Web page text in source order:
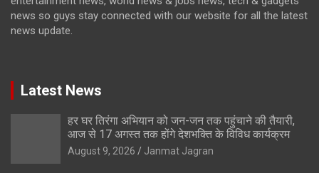
news so guys stay connected with our website for all the latest
news update.
Latest News
हर घर तिरंगा अभियान को जन-जन तक पहुंचाने की तैयारी,
आज से 17 अगस्त तक होंगे देशभक्ति के विविध कार्यक्रम
August 9, 2026 Janmat Jagran